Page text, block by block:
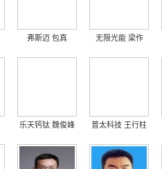
弗斯迈 包真 无限光能 梁作
乐天钙钛 魏俊峰 普太科技 王行柱